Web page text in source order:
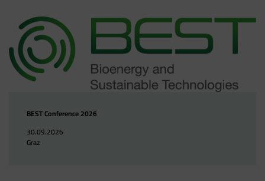
BEST Conference 2026
30.09.2026
Graz